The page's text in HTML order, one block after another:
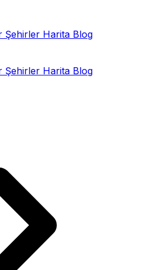
Şehirler Harita Blog
Şehirler Harita Blog